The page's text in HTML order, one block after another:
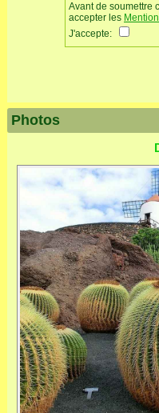
Avant de soumettre
accepter les
J'accepte:
Photos